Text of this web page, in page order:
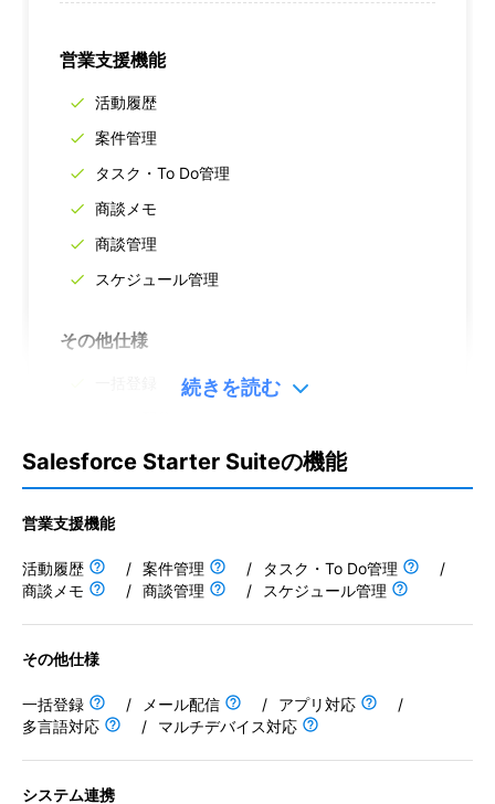
営業支援機能
活動履歴
案件管理
タスク・To Do管理
商談メモ
商談管理
スケジュール管理
その他仕様
アプリ対応
多言語対応
マルチデバイス対応
システム連携
API連携
外部システムとの連携
Web会議連携
電話ツール連携
顧客管理機能
続きを読む
Salesforce Starter Suiteの機能
営業支援機能
活動履歴 / 案件管理 / タスク・To Do管理
/
商談メモ
/ 商談管理 / スケジュール管理
その他仕様
一括登録 / メール配信 / アプリ対応
/
多言語対応
/ マルチデバイス対応
システム連携